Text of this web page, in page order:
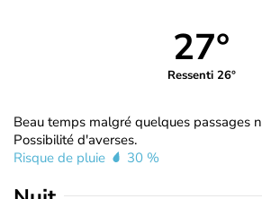
27°
Ressenti 26°
Beau temps malgré quelques passages
Possibilité d'averses.
Risque de pluie
30 %